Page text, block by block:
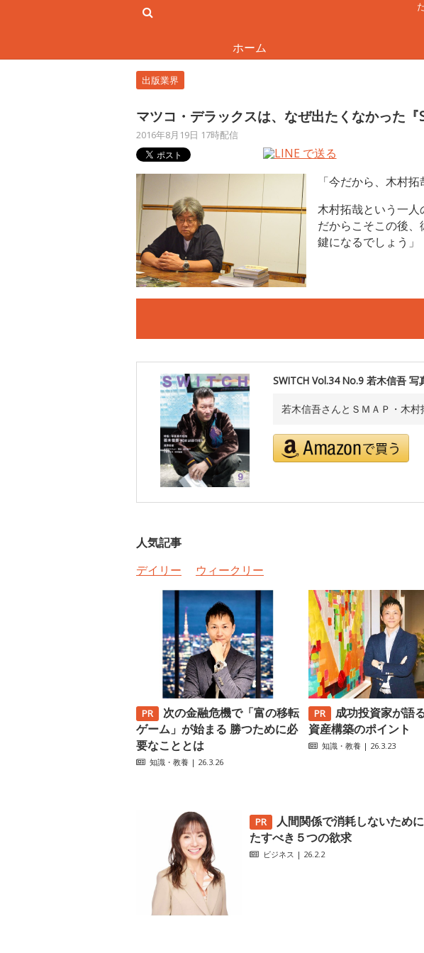
ホーム
出版業界
マツコ・デラックスは、なぜ出たくなかった
2016年8月19日 17時配信
「今だから、木村
木村拓哉という一人
だからこそこの後
鍵になるでしょう」
SWITCH Vol.34 No.9 若木信吾 写
若木信吾さんとＳＭＡＰ・木村
人気記事
デイリー
ウィークリー
次の金融危機で「富の移転
ゲーム」が始まる 勝つために必
要なこととは
知識・教養 | 26.3.26
成功投資家が語
資産構築のポイント
知識・教養 | 26.3.23
人間関係で消耗しないため
たすべき５つの欲求
ビジネス | 26.2.2